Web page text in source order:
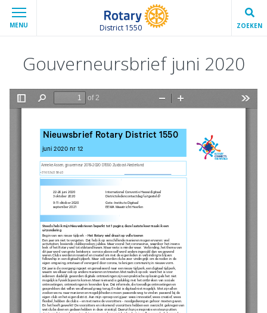
MENU District 1550 ZOEKEN
Gouverneursbrief juni 2020